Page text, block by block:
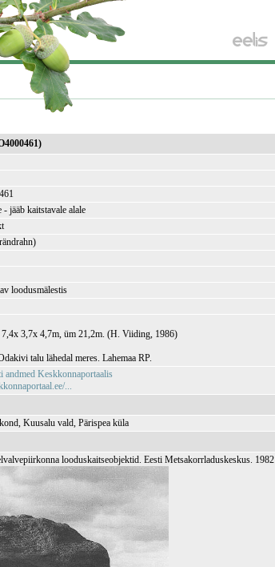
- jääb kaitstavale alale
loodusmälestis
3,7x 4,7m, üm 21,2m. (H. Viiding, 1986)
talu lähedal meres. Lahemaa RP.
andmed Keskkonnaportaalis
...
Kuusalu vald, Pärispea küla
looduskaitseobjektid. Eesti Metsakorrladuskeskus. 1982